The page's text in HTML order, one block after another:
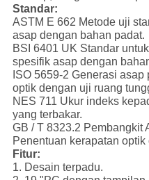
Standar:
ASTM E 662 Metode uji
asap dengan bahan padat.
BSI 6401 UK Standar
spesifik asap dengan
ISO 5659-2 Generasi
optik dengan uji ruang
NES 711 Ukur indeks
yang terbakar.
GB / T 8323.2 Pembangkit
Penentuan kerapatan
Fitur:
1. Desain terpadu.